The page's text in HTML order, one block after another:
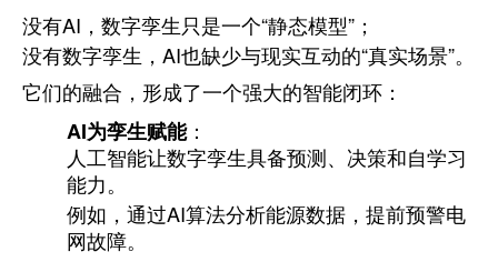
没有AI，数字孪生只是一个“静态模型”；
没有数字孪生，AI也缺少与现实互动的“真实场景”。
它们的融合，形成了一个强大的智能闭环：
AI为孪生赋能：
人工智能让数字孪生具备预测、决策和自学习
能力。
例如，通过AI算法分析能源数据，提前预警电
网故障。